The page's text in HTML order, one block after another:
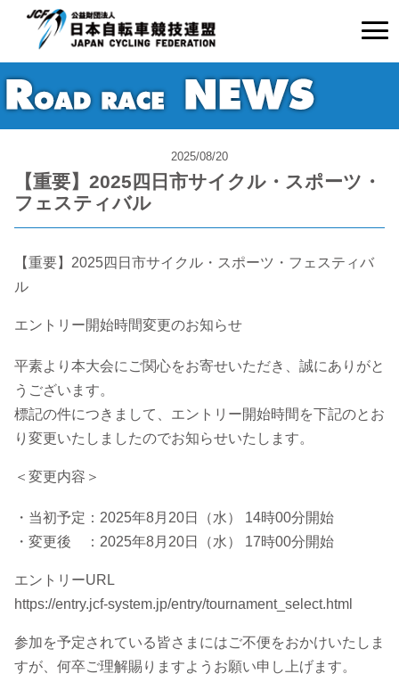
2025/08/20
【重要】2025四日市サイクル・スポーツ・
フェスティバル
【重要】2025四日市サイクル・スポーツ・フェスティバ
ル
エントリー開始時間変更のお知らせ
平素より本大会にご関心をお寄せいただき、誠にありがと
うございます。
標記の件につきまして、エントリー開始時間を下記のとお
り変更いたしましたのでお知らせいたします。
＜変更内容＞
・当初予定：2025年8月20日（水） 14時00分開始
・変更後 ：2025年8月20日（水） 17時00分開始
エントリーURL
https://entry.jcf-system.jp/entry/tournament_select.html
参加を予定されている皆さまにはご不便をおかけいたしま
すが、何卒ご理解賜りますようお願い申し上げます。